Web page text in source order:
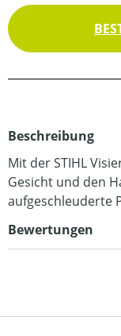
Beschreibung
Mit der STIHL
Gesicht und den
aufgeschleuderte
Bewertungen